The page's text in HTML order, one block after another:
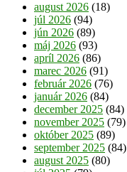
august 2026 (18)
júl 2026 (94)
jún 2026 (89)
máj 2026 (93)
apríl 2026 (86)
marec 2026 (91)
február 2026 (76)
január 2026 (84)
december 2025 (84)
november 2025 (79)
október 2025 (89)
september 2025 (84)
august 2025 (80)